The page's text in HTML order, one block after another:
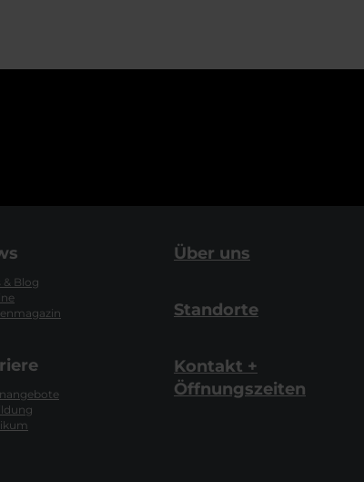
& Blog
Über uns
Standorte
Kontakt +
Öffnungszeiten